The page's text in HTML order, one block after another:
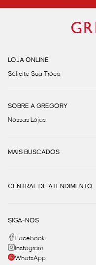
LOJA ONLINE
Solicite Sua Troca
SOBRE A GREGORY
Nossas Lojas
MAIS BUSCADOS
CENTRAL DE ATENDIMENTO
SIGA-NOS
Facebook
Instagram
WhatsApp